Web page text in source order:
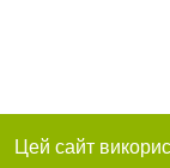
Цей сайт